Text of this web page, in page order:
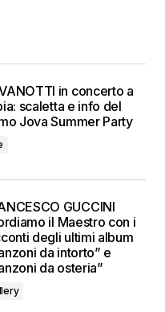
in concerto a
scaletta e info del
Jova Summer Party
GUCCINI
il Maestro con i
degli ultimi album
da intorto” e
da osteria”